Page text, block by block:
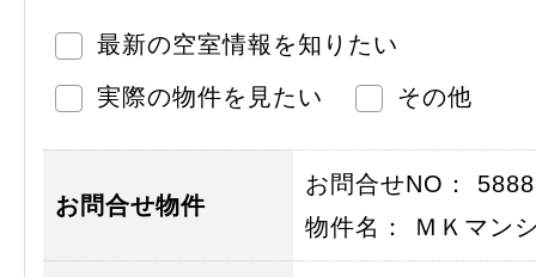
最新の空室情報を知りたい
実際の物件を見たい
その他
お問合せ物件
お問合せNO：
物件名： ＭＫマン